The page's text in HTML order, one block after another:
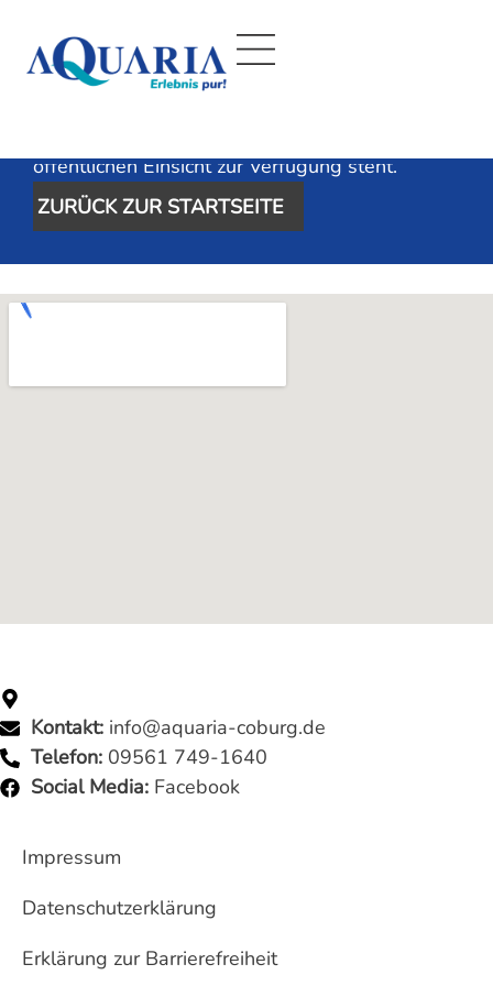
Archiv
öffentlichen Einsicht zur Verfügung steht.
ZURÜCK ZUR STARTSEITE
Kontakt:info@aquaria-coburg.de
Telefon:09561 749-1640
Social Media:Facebook
Impressum
Datenschutzerklärung
Erklärung zur Barrierefreiheit